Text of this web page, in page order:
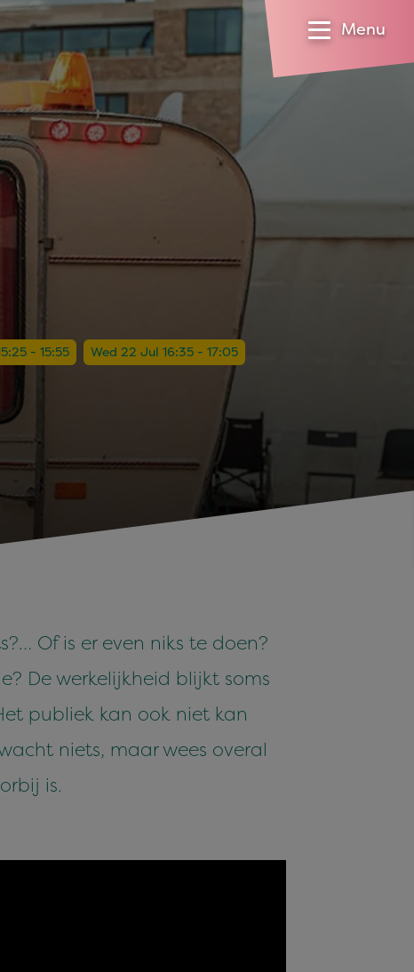
Menu
- 15:55 Wed 22 Jul 16:35 - 17:05
Of is er even niks te doen?
De werkelijkheid blijkt soms
publiek kan ook niet kan
niets, maar wees overal
is.